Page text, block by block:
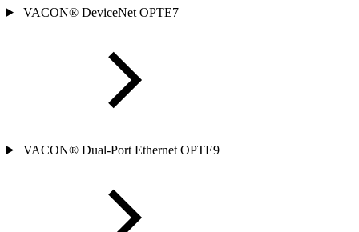
VACON® DeviceNet OPTE7
VACON® Dual-Port Ethernet OPTE9